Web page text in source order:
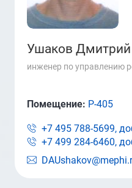
Ушаков
инженер по управлению
Помещение: Р-405
+7 495 788-5699,
+7 499 284-6460,